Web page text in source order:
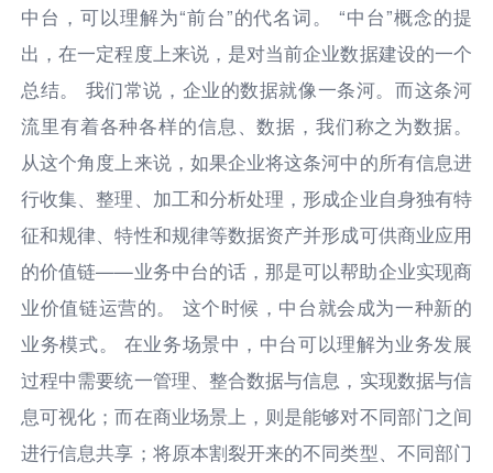
中台，可以理解为“前台”的代名词。 “中台”概念的提
出，在一定程度上来说，是对当前企业数据建设的一个
总结。 我们常说，企业的数据就像一条河。而这条河
流里有着各种各样的信息、数据，我们称之为数据。
从这个角度上来说，如果企业将这条河中的所有信息进
行收集、整理、加工和分析处理，形成企业自身独有特
征和规律、特性和规律等数据资产并形成可供商业应用
的价值链——业务中台的话，那是可以帮助企业实现商
业价值链运营的。 这个时候，中台就会成为一种新的
业务模式。 在业务场景中，中台可以理解为业务发展
过程中需要统一管理、整合数据与信息，实现数据与信
息可视化；而在商业场景上，则是能够对不同部门之间
进行信息共享；将原本割裂开来的不同类型、不同部门